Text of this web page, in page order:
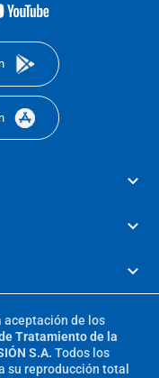
youtube-
aceptación de los
Tratamiento de la
S.A. Todos los
su reproducción total